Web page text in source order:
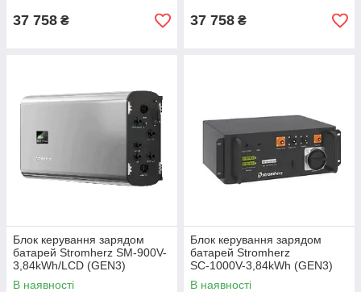
37 758 ₴ 37 758 ₴
Блок керування зарядом
батарей Stromherz SM-900V-
3,84kWh/LCD (GEN3)
В наявності
Блок керування зарядом
батарей Stromherz
SС-1000V-3,84kWh (GEN3)
SUB
В наявності